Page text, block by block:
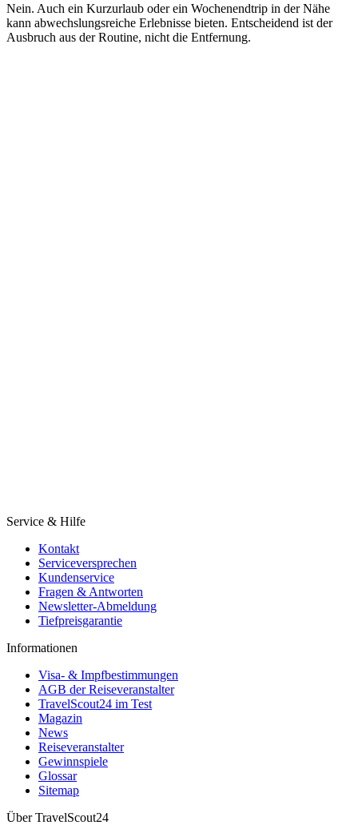
Nein. Auch ein Kurzurlaub oder ein Wochenendtrip in der Nähe
kann abwechslungsreiche Erlebnisse bieten. Entscheidend ist der
Ausbruch aus der Routine, nicht die Entfernung.
Service & Hilfe
Kontakt
Serviceversprechen
Kundenservice
Fragen & Antworten
Newsletter-Abmeldung
Tiefpreisgarantie
Informationen
Visa- & Impfbestimmungen
AGB der Reiseveranstalter
TravelScout24 im Test
Magazin
News
Reiseveranstalter
Gewinnspiele
Glossar
Sitemap
Über TravelScout24